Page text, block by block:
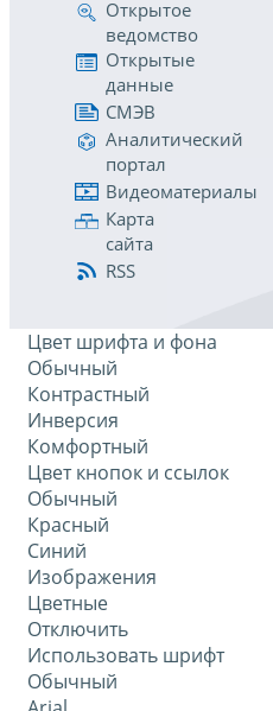
Открытое
ведомство
Открытые
данные
СМЭВ
Аналитический
портал
Видеоматериалы
Карта
сайта
RSS
Цвет шрифта и фона
Обычный
Контрастный
Инверсия
Комфортный
Цвет кнопок и ссылок
Обычный
Красный
Синий
Изображения
Цветные
Отключить
Использовать шрифт
Обычный